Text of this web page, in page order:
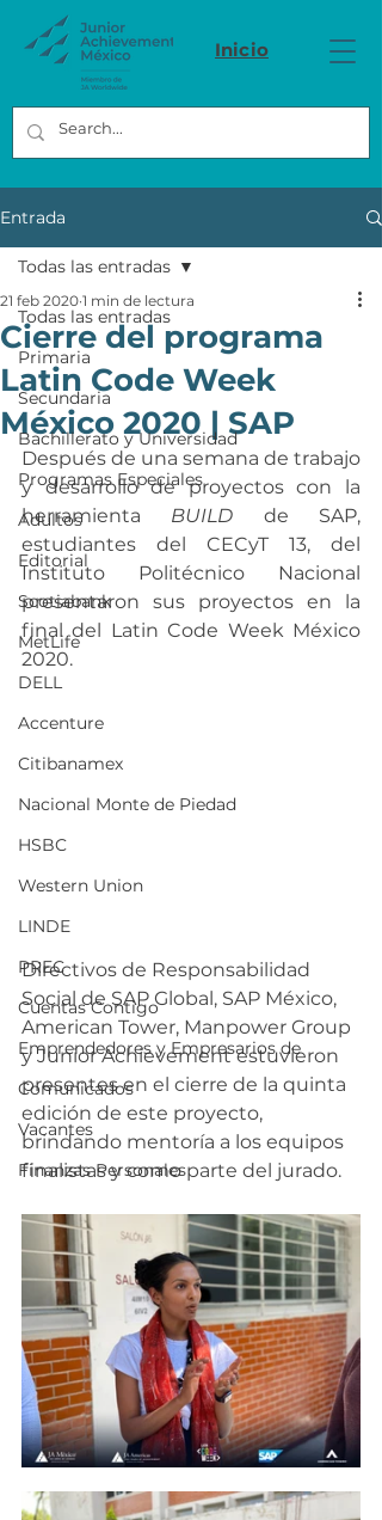
Inicio
Entrada
Todas las entradas
Primaria
Secundaria
Bachillerato y Universidad
Programas Especiales
Adultos
Editorial
Scotiabank
MetLife
DELL
Accenture
Citibanamex
Nacional Monte de Piedad
HSBC
Western Union
LINDE
PREC
Cuentas Contigo
Emprendedores y Empresarios de
Comunicados
Vacantes
Finanzas Personales
Todas las entradas
Cierre del programa
Latin Code Week
México 2020 | SAP
21 feb 2020 1 min de lectura
Después de una semana de trabajo
y desarrollo de proyectos con la
herramienta BUILD de SAP,
estudiantes del CECyT 13, del
Instituto Politécnico Nacional
presentaron sus proyectos en la
final del Latin Code Week México
2020.
Directivos de Responsabilidad
Social de SAP Global, SAP México,
American Tower, Manpower Group
y Junior Achievement estuvieron
presentes en el cierre de la quinta
edición de este proyecto,
brindando mentoría a los equipos
finalistas y como parte del jurado.